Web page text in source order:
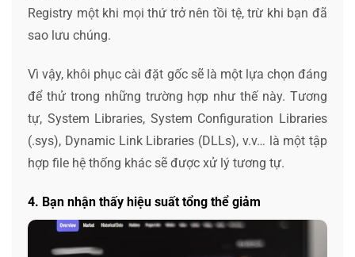
Registry một khi mọi thứ trở nên tồi tệ, trừ khi bạn đã
sao lưu chúng.
Vì vậy, khôi phục cài đặt gốc sẽ là một lựa chọn đáng
để thử trong những trường hợp như thế này. Tương
tự, System Libraries, System Configuration Libraries
(.sys), Dynamic Link Libraries (DLLs), v.v… là một tập
hợp file hệ thống khác sẽ được xử lý tương tự.
4. Bạn nhận thấy hiệu suất tổng thể giảm